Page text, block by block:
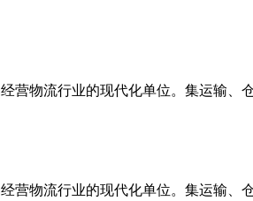
营物流行业的现代化单位。集运输、
营物流行业的现代化单位。集运输、